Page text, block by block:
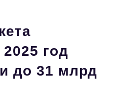
год
до 31 млрд